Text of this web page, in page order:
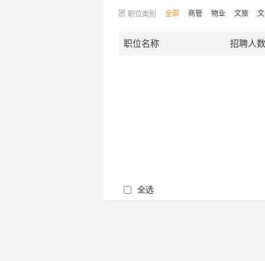
职位类别 全部 商管 物业 文旅
职位名称 招聘人数
全选